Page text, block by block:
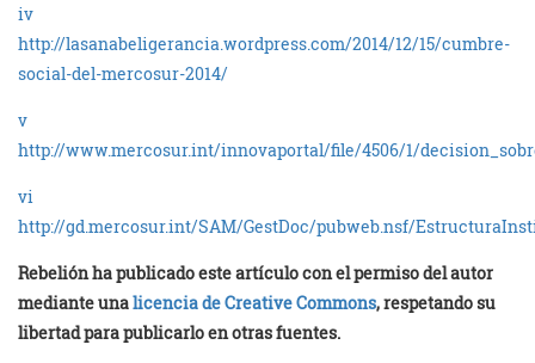
iv
http://lasanabeligerancia.wordpress.com/2014/12/15/cumbre-
social-del-mercosur-2014/
v
http://www.mercosur.int/innovaportal/file/4506/1/
vi
http://gd.mercosur.int/SAM/GestDoc/pubweb.nsf/
Rebelión ha publicado este artículo con el permiso del autor
mediante unalicencia de Creative Commons, respetando su
libertad para publicarlo en otras fuentes.